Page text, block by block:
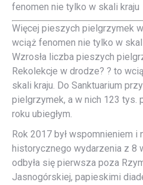
fenomen nie tylko w skali kraju
Więcej pieszych pielgrzymek
wciąż fenomen nie tylko w
Wzrosła liczba pieszych
Rekolekcje w drodze? ? to
skali kraju. Do Sanktuarium
pielgrzymek, a w nich 123 tys.
roku ubiegłym.
Rok 2017 był wspomnieniem i
historycznego wydarzenia z 8
odbyła się pierwsza poza
Jasnogórskiej, papieskimi